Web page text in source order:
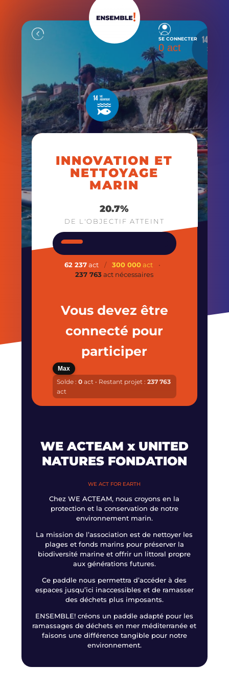
0 act
SE CONNECTER
WE ACTEAM x UNITED
NATURES FONDATION
WE ACT FOR EARTH
Chez WE ACTEAM, nous croyons en la
protection et la conservation de notre
environnement marin.
La mission de l’association est de nettoyer les
plages et fonds marins pour préserver la
biodiversité marine et offrir un littoral propre
aux générations futures.
Ce paddle nous permettra d’accéder à des
espaces jusqu’ici inaccessibles et de ramasser
des déchets plus imposants.
ENSEMBLE! créons un paddle adapté pour les
ramassages de déchets en mer méditerranée et
faisons une différence tangible pour notre
environnement.
INNOVATION ET
NETTOYAGE
MARIN
20.7%
DE L'OBJECTIF ATTEINT
62 237act / 300 000act
•
237 763act nécessaires
Vous devez être
connecté pour
participer
Max
Solde :0 act • Restant projet :237 763
act